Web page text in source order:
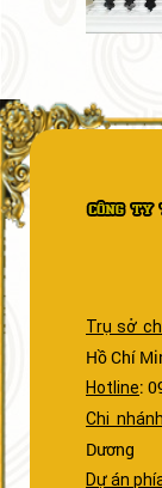
Trụ sở
Hồ Chí
Hotline:
Chi nhánh
Dương
Dự án